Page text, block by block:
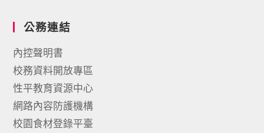
公務連結
內控聲明書
校務資料開放專區
性平教育資源中心
網路內容防護機構
校園食材登錄平臺